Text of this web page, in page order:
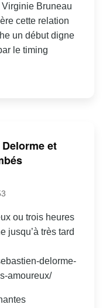
Virginie Bruneau
cette relation
un début digne
le timing
et
ou trois heures
jusqu’à très tard
delorme-
amoureux/